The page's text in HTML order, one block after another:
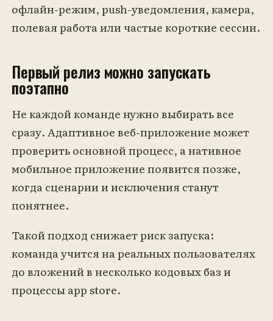
офлайн-режим, push-уведомления, камера,
полевая работа или частые короткие сессии.
Первый релиз можно запускать
поэтапно
Не каждой команде нужно выбирать все
сразу. Адаптивное веб-приложение может
проверить основной процесс, а нативное
мобильное приложение появится позже,
когда сценарии и исключения станут
понятнее.
Такой подход снижает риск запуска:
команда учится на реальных пользователях
до вложений в несколько кодовых баз и
процессы app store.